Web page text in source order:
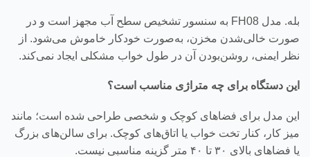
بله. مدل FH08 به سنسور تشخیص سطح آب مجهز است و در
صورت خالی‌شدن مخزن، به‌صورت خودکار خاموش می‌شود. از
نظر ایمنی، روشن‌بودن آن در طول خواب مشکلی ایجاد نمی‌کند.
این دستگاه برای چه متراژی مناسب است؟
این مدل برای فضاهای کوچک و شخصی طراحی شده است؛ مانند
میز کار، کنار تخت خواب یا اتاق‌های کوچک. برای سالن‌های بزرگ
یا فضاهای بالای ۳۰ تا ۴۰ متر گزینه مناسبی نیست.